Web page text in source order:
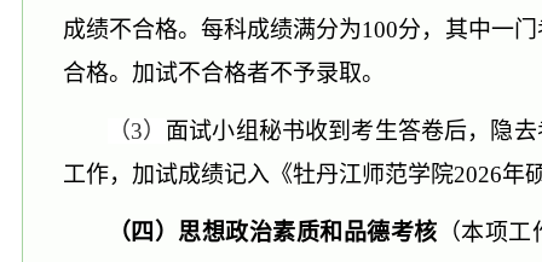
成绩不合格。每科成绩满分为100分，其中一
合格。加试不合格者不予录取。
（3） 面试小组秘书收到考生答卷后，隐
工作，加试成绩记入《牡丹江师范学院2026年
（四 ）思想政治素质和品德考核 （本项工